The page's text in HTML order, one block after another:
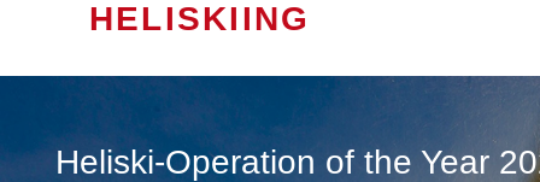
HELISKIING
Heliski-Operation of the Year